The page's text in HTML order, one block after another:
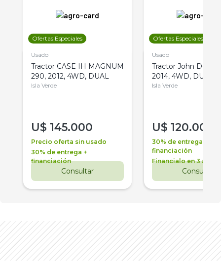
Ofertas Especiales
Usado
Tractor CASE IH MAGNUM
290, 2012, 4WD, DUAL
Isla Verde
U$ 145.000
Precio oferta sin usado
30% de entrega +
financiación
Consultar
Ofertas Especiales
Usado
Tractor John Deere
2014, 4WD, DUAL
Isla Verde
U$ 120.000
30% de entrega +
financiación
Financialo en 3 años
Consultar